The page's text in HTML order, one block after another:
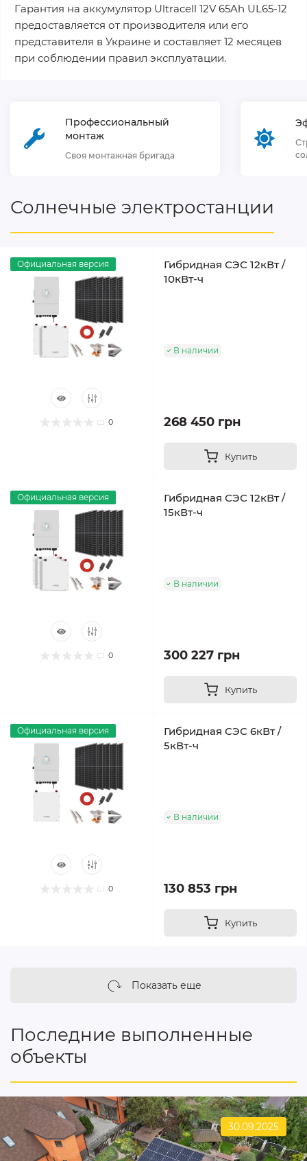
Гарантия на аккумулятор Ultracell 12V 65Ah UL65-12
предоставляется от производителя или его
представителя в Украине и составляет 12 месяцев
при соблюдении правил эксплуатации.
Профессиональный
монтаж
Своя монтажная бригада
Солнечные электростанции
Официальная версия
0
Гибридная СЭС 12кВт /
10кВт-ч
В наличии
268 450 грн
Купить
Официальная версия
0
Гибридная СЭС 12кВт /
15кВт-ч
В наличии
300 227 грн
Купить
Официальная версия
0
Гибридная СЭС 6кВт /
5кВт-ч
В наличии
130 853 грн
Купить
Показать еще
Последние выполненные
объекты
30.09.2025